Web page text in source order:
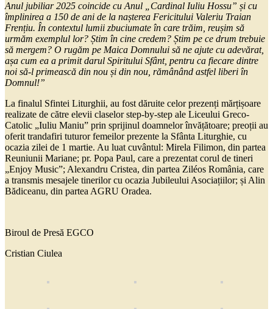
Anul jubiliar 2025 coincide cu Anul „Cardinal Iuliu Hossu” și cu
împlinirea a 150 de ani de la nașterea Fericitului Valeriu Traian
Frențiu. În contextul lumii zbuciumate în care trăim, reușim să
urmăm exemplul lor? Știm în cine credem? Știm pe ce drum trebuie
să mergem? O rugăm pe Maica Domnului să ne ajute cu adevărat,
așa cum ea a primit darul Spiritului Sfânt, pentru ca fiecare dintre
noi să-l primească din nou și din nou, rămânând astfel liberi în
Domnul!”
La finalul Sfintei Liturghii, au fost dăruite celor prezenți mărțișoare
realizate de către elevii claselor step-by-step ale Liceului Greco-
Catolic „Iuliu Maniu” prin sprijinul doamnelor învățătoare; preoții au
oferit trandafiri tuturor femeilor prezente la Sfânta Liturghie, cu
ocazia zilei de 1 martie. Au luat cuvântul: Mirela Filimon, din partea
Reuniunii Mariane; pr. Popa Paul, care a prezentat corul de tineri
„Enjoy Music”; Alexandru Cristea, din partea Ziléos România, care
a transmis mesajele tinerilor cu ocazia Jubileului Asociațiilor; și Alin
Bădiceanu, din partea AGRU Oradea.
Biroul de Presă EGCO
Cristian Ciulea